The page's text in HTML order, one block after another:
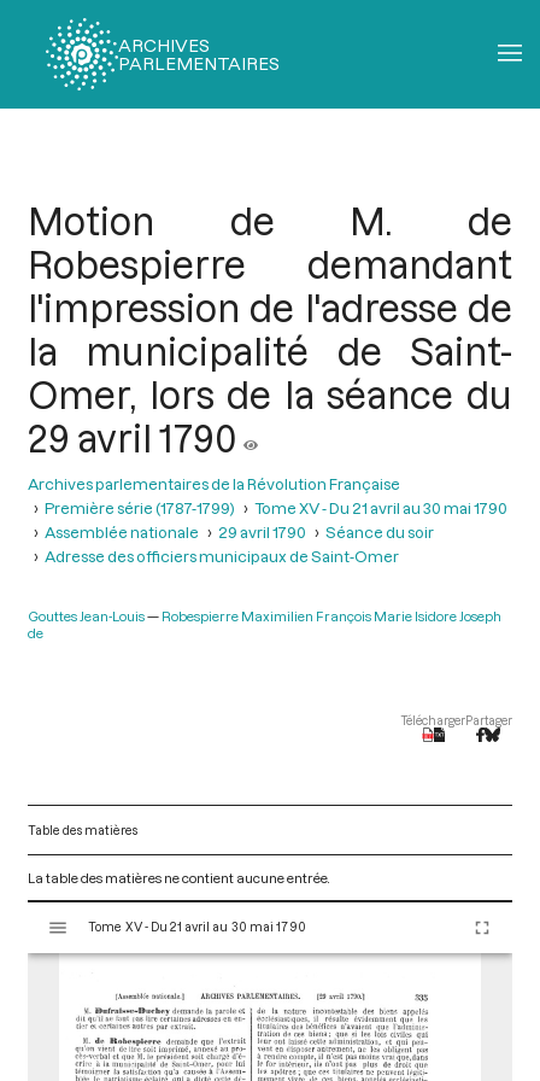
ARCHIVES
PARLEMENTAIRES
Motion de M. de
Robespierre demandant
l'impression de l'adresse de
la municipalité de Saint-
Omer, lors de la séance du
29 avril 1790
Archives parlementaires de la Révolution Française
Première série (1787-1799)
Tome XV - Du 21 avril au 30 mai 1790
Assemblée nationale
29 avril 1790
Séance du soir
Adresse des officiers municipaux de Saint-Omer
Gouttes Jean-Louis
Robespierre Maximilien François Marie Isidore Joseph
de
TéléchargerPartager
Table des matières
La table des matières ne contient aucune entrée.
s
Tome XV - Du 21 avril au 30 mai 1790